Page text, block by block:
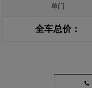
单门
全车总价：